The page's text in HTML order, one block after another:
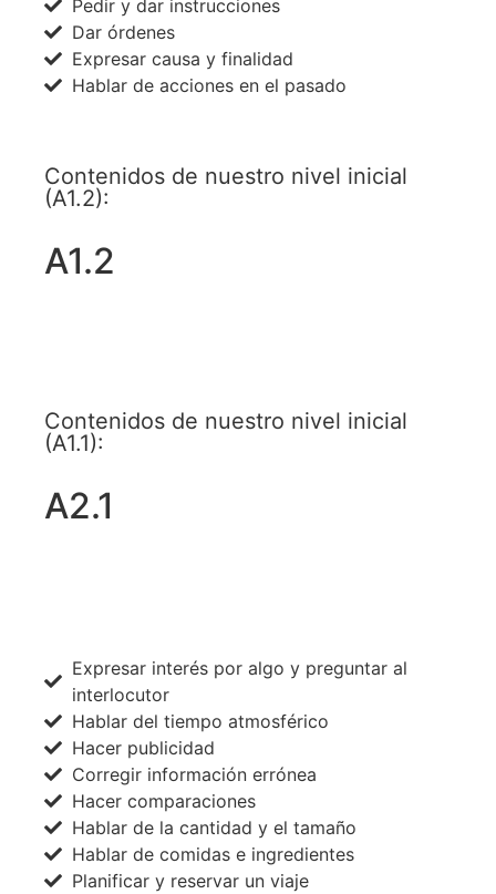
Contenidos de nuestro nivel inicial
(A1.2):
A1.2
Pedir y dar instrucciones
Dar órdenes
Expresar causa y finalidad
Hablar de acciones en el pasado
Contenidos de nuestro nivel inicial
(A1.1):
A2.1
Expresar interés por algo y preguntar al
interlocutor
Hablar del tiempo atmosférico
Hacer publicidad
Corregir información errónea
Hacer comparaciones
Hablar de la cantidad y el tamaño
Hablar de comidas e ingredientes
Planificar y reservar un viaje